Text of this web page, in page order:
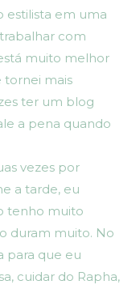
estilista em uma
com
muito melhor
tornei mais
ter um blog
a pena quando
vezes por
a tarde, eu
tenho muito
duram muito. No
para que eu
cuidar do Rapha,